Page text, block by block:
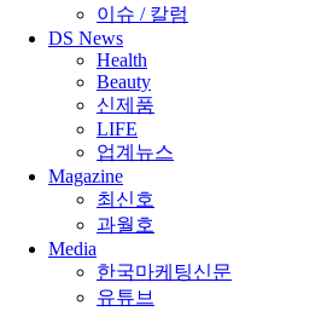
이슈 / 칼럼
DS News
Health
Beauty
신제품
LIFE
업계뉴스
Magazine
최신호
과월호
Media
한국마케팅신문
유튜브